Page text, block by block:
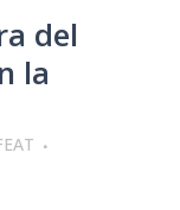
del
la